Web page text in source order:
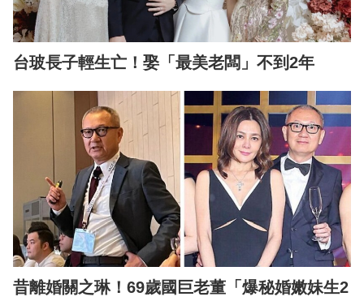
台玻長子輕生亡！娶「最美老闆」不到2年
昔離婚關之琳！69歲國巨老董「爆秘婚嫩妹生2